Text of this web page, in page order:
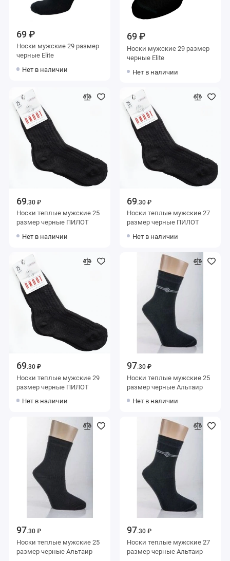
69 ₽
Носки мужские 29 размер
черные Elite
Нет в наличии
69 ₽
Носки мужские 29 размер
черные Elite
Нет в наличии
69.30 ₽
Носки теплые мужские 25
размер черные ПИЛОТ
Нет в наличии
69.30 ₽
Носки теплые мужские 27
размер черные ПИЛОТ
Нет в наличии
69.30 ₽
Носки теплые мужские 29
размер черные ПИЛОТ
Нет в наличии
97.30 ₽
Носки теплые мужские 25
размер черные Альтаир
Нет в наличии
97.30 ₽
Носки теплые мужские 25
размер черные Альтаир
97.30 ₽
Носки теплые мужские 27
размер черные Альтаир